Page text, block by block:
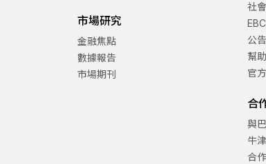
市場研究
金融焦點
數據報告
市場期刊
社
公
幫
官
合
與
牛
合